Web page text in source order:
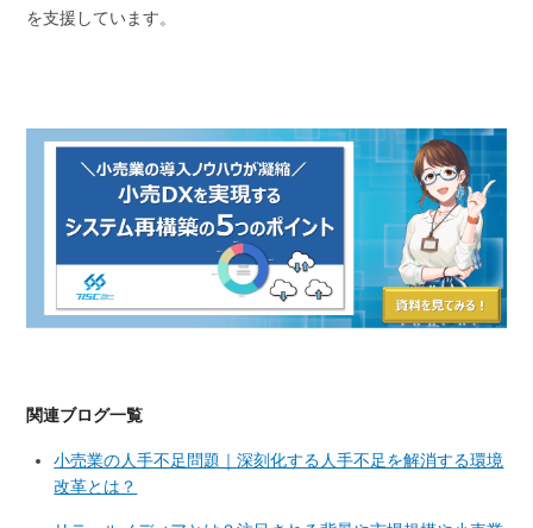
を支援しています。
関連ブログ一覧
小売業の人手不足問題｜深刻化する人手不足を解消する環境
改革とは？